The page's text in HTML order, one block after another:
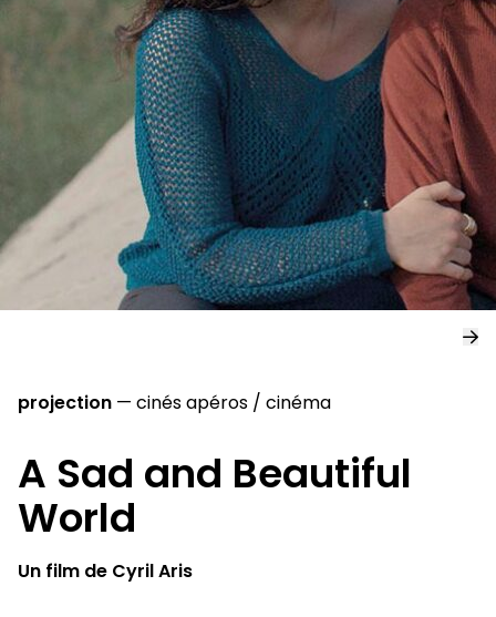
projection — cinés apéros / cinéma
A Sad and Beautiful
World
Un film de Cyril Aris